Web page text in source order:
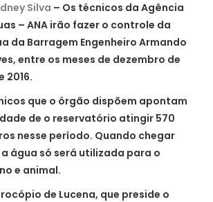
Silva – Os técnicos da Agência
– ANA irão fazer o controle da
da Barragem Engenheiro Armando
entre os meses de dezembro de
2016.
que o órgão dispõem apontam
de o reservatório atingir 570
nesse período. Quando chegar
água só será utilizada para o
e animal.
de Lucena, que preside o